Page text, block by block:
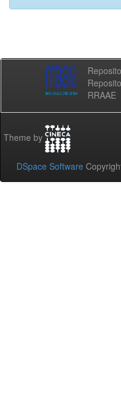
RRAAE
Theme by
DSpace Software